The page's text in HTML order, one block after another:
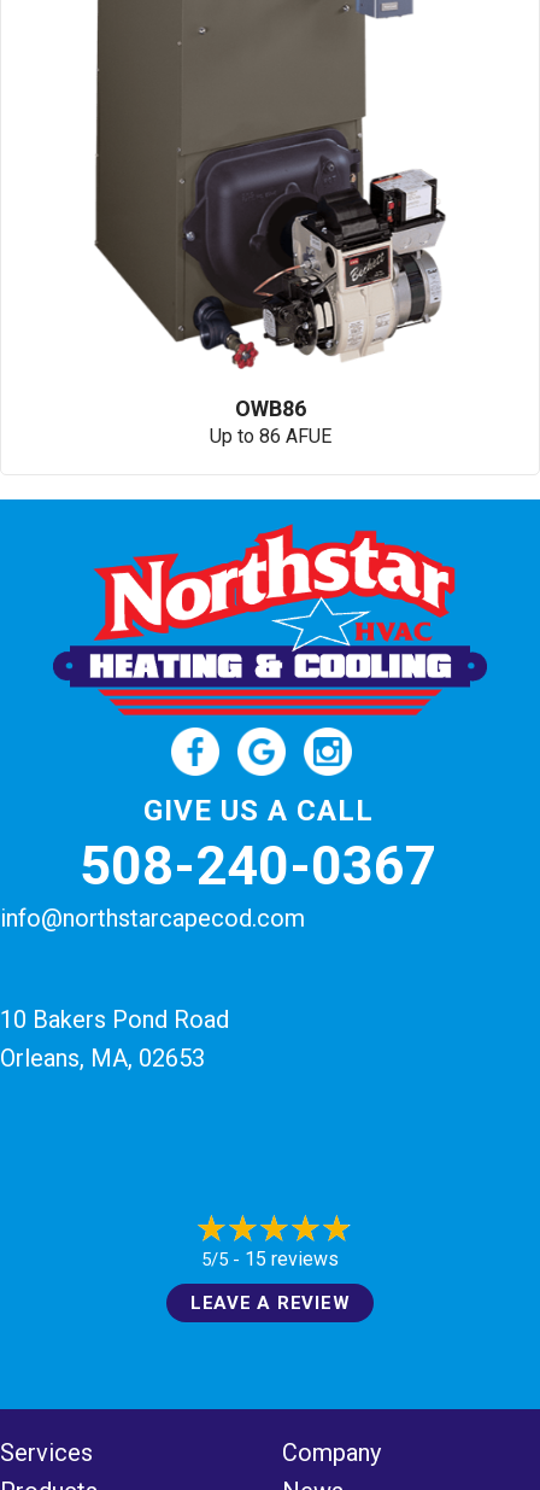
OWB86
Up to 86 AFUE
GIVE US A CALL
508-240-0367
info@northstarcapecod.com
10 Bakers Pond Road
Orleans, MA, 02653
5/5 - 15 reviews
LEAVE A REVIEW
Services
Company